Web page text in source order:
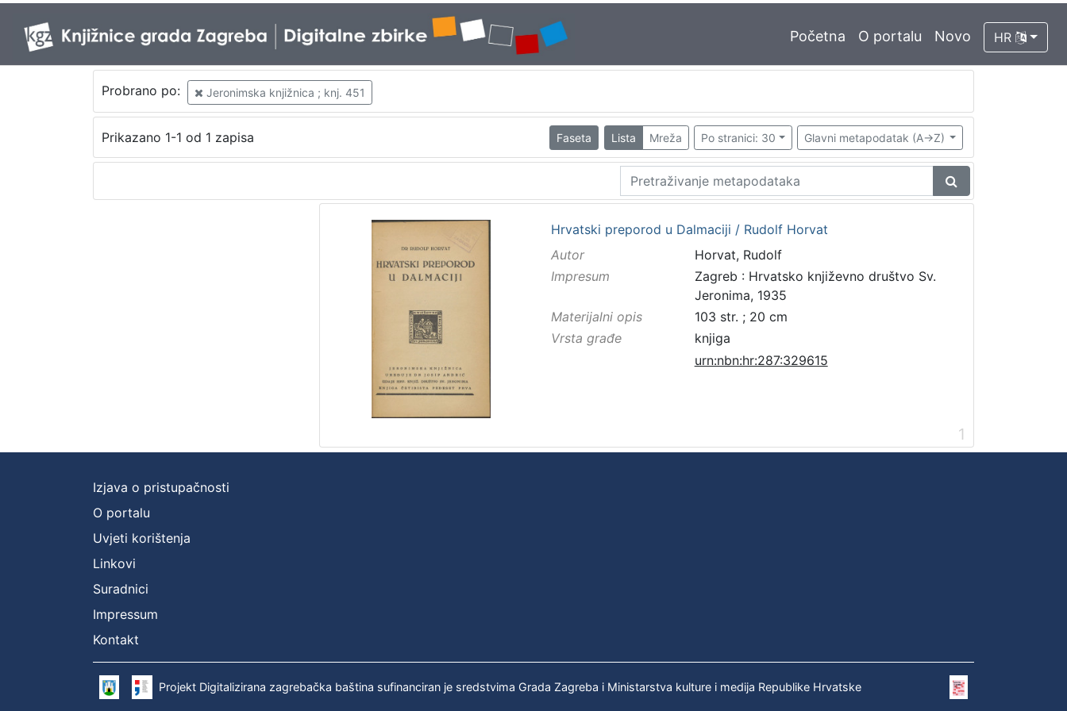
Početna O portalu Novo HR
Probrano po: Jeronimska knjižnica ; knj. 451
Prikazano 1-1 od 1 zapisa Faseta Lista Mreža Po stranici: 30 Glavni metapodatak (A->Z)
Hrvatski preporod u Dalmaciji / Rudolf Horvat
Autor
Horvat, Rudolf
Impresum
Zagreb : Hrvatsko književno društvo Sv.
Jeronima, 1935
Materijalni opis
103 str. ; 20 cm
Vrsta građe
knjiga
urn:nbn:hr:287:329615
1
Izjava o pristupačnosti
O portalu
Uvjeti korištenja
Linkovi
Suradnici
Impressum
Kontakt
Projekt Digitalizirana zagrebačka baština sufinanciran je sredstvima Grada Zagreba i Ministarstva kulture i medija Republike Hrvatske